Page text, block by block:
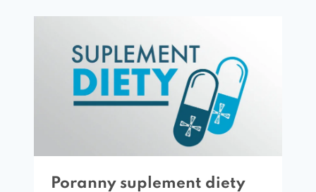
Poranny suplement diety